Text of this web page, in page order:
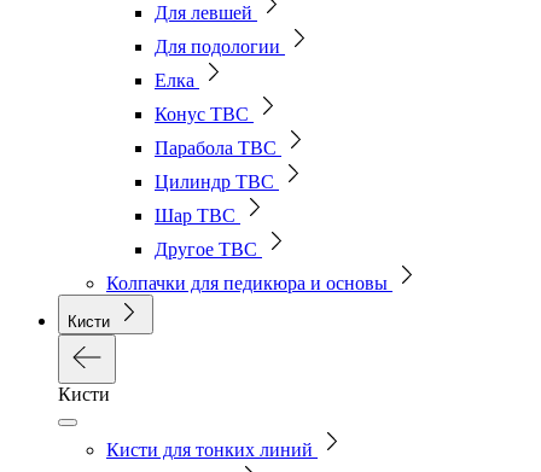
Для левшей
Для подологии
Елка
Конус ТВС
Парабола ТВС
Цилиндр ТВС
Шар ТВС
Другое ТВС
Колпачки для педикюра и основы
Кисти
Кисти
Кисти для тонких линий